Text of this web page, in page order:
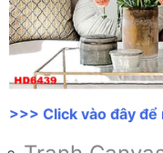
>>> Click vào đây